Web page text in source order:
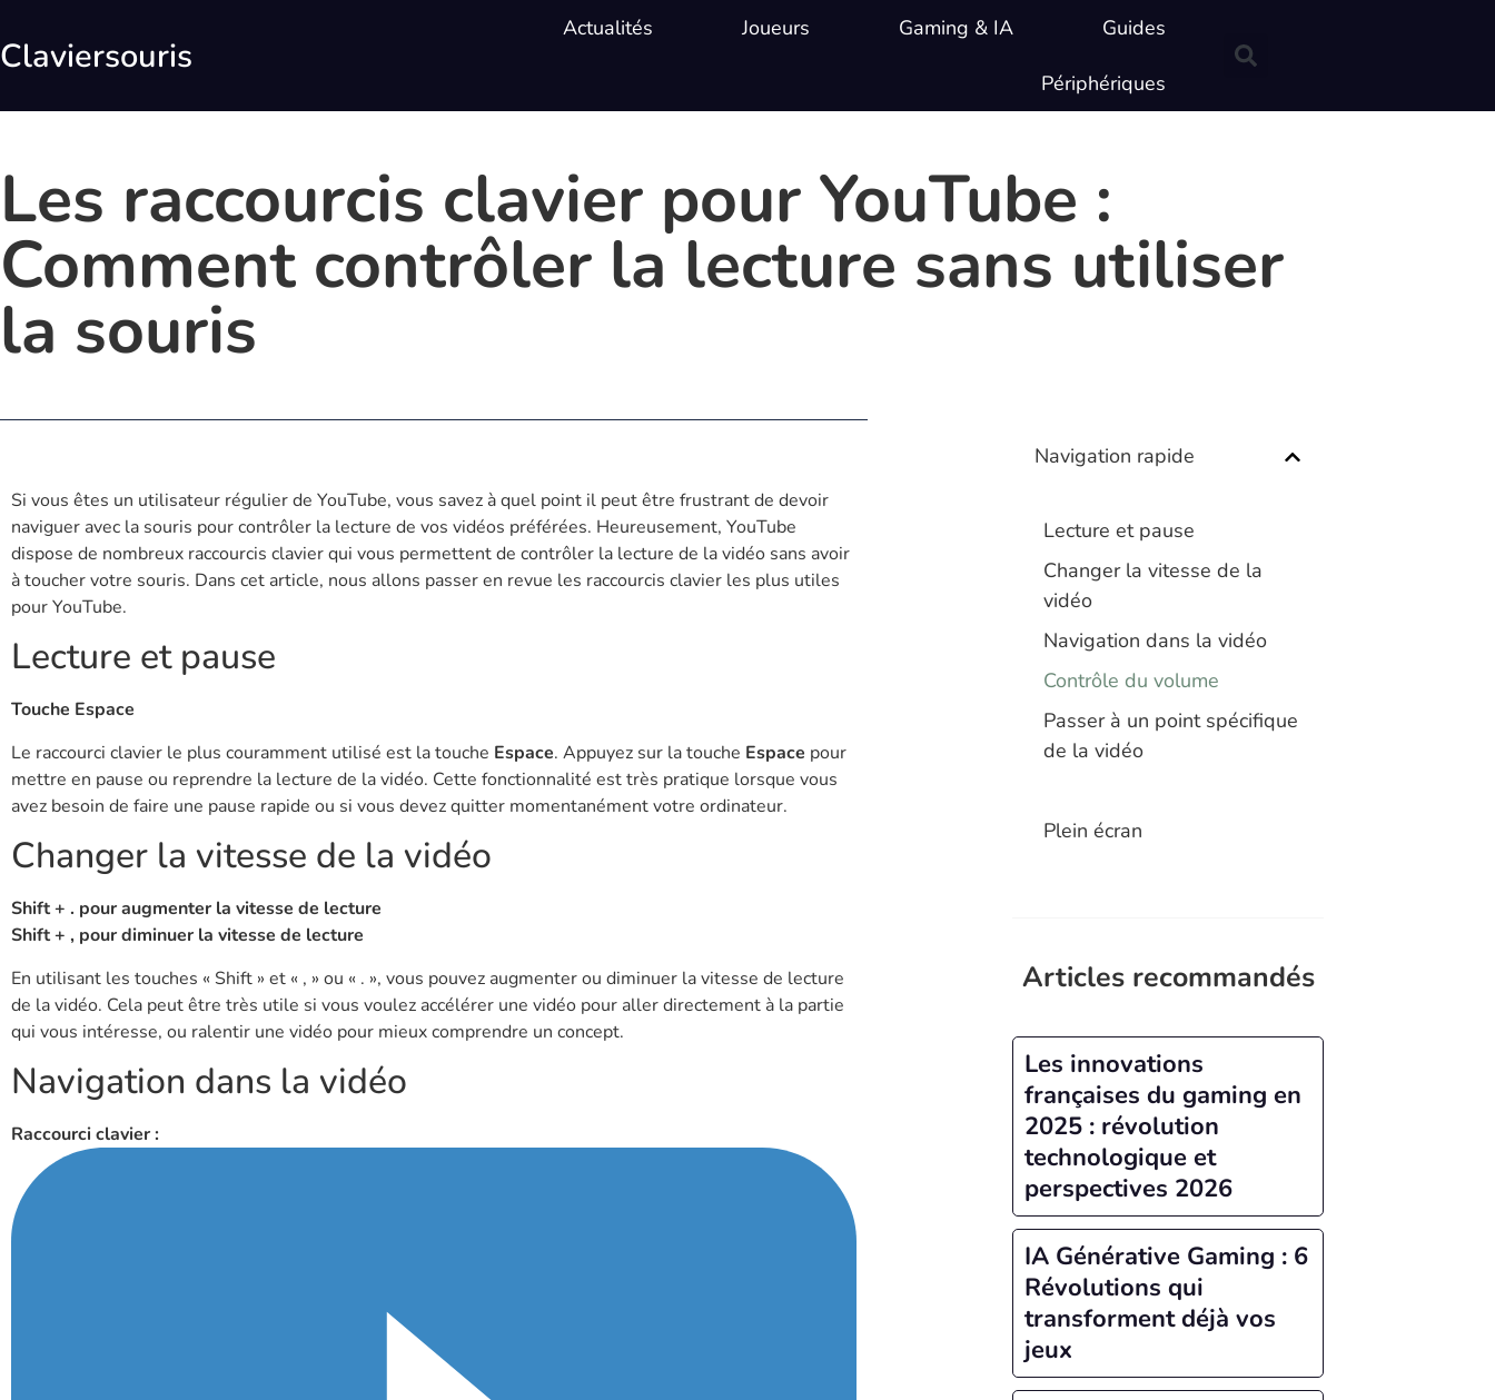
Claviersouris
Actualités Joueurs Gaming & IA Guides
Périphériques
Les raccourcis clavier pour YouTube :
Comment contrôler la lecture sans utiliser
la souris
Si vous êtes un utilisateur régulier de YouTube, vous savez à quel point il peut être frustrant de devoir
naviguer avec la souris pour contrôler la lecture de vos vidéos préférées. Heureusement, YouTube
dispose de nombreux raccourcis clavier qui vous permettent de contrôler la lecture de la vidéo sans avoir
à toucher votre souris. Dans cet article, nous allons passer en revue les raccourcis clavier les plus utiles
pour YouTube.
Lecture et pause
Touche Espace
Le raccourci clavier le plus couramment utilisé est la touche Espace. Appuyez sur la touche Espace pour
mettre en pause ou reprendre la lecture de la vidéo. Cette fonctionnalité est très pratique lorsque vous
avez besoin de faire une pause rapide ou si vous devez quitter momentanément votre ordinateur.
Changer la vitesse de la vidéo
Shift + . pour augmenter la vitesse de lecture
Shift + , pour diminuer la vitesse de lecture
En utilisant les touches « Shift » et « , » ou « . », vous pouvez augmenter ou diminuer la vitesse de lecture
de la vidéo. Cela peut être très utile si vous voulez accélérer une vidéo pour aller directement à la partie
qui vous intéresse, ou ralentir une vidéo pour mieux comprendre un concept.
Navigation dans la vidéo
Raccourci clavier :
Navigation rapide
Lecture et pause
Changer la vitesse de la
vidéo
Navigation dans la vidéo
Contrôle du volume
Passer à un point spécifique
de la vidéo
Plein écran
Articles recommandés
Les innovations
françaises du gaming en
2025 : révolution
technologique et
perspectives 2026
IA Générative Gaming : 6
Révolutions qui
transforment déjà vos
jeux